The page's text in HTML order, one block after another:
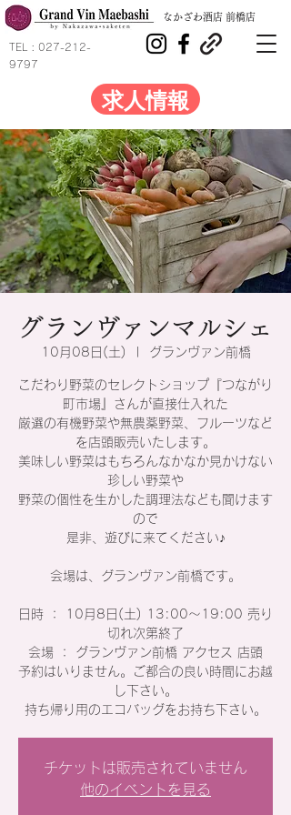
TEL : 027-212-
9797
​なかざわ酒店 前橋店
求人情報
グランヴァンマルシェ
10月08日(土) グランヴァン前橋
こだわり野菜のセレクトショップ『つながり
町市場』さんが直接仕入れた
厳選の有機野菜や無農薬野菜、フルーツなど
を店頭販売いたします。
美味しい野菜はもちろんなかなか見かけない
珍しい野菜や
野菜の個性を生かした調理法なども聞けます
ので
是非、遊びに来てください♪
会場は、グランヴァン前橋です。
日時 ： 10月8日(土) 13:00～19:00 売り
切れ次第終了
会場 ： グランヴァン前橋 アクセス 店頭
予約はいりません。ご都合の良い時間にお越
し下さい。
持ち帰り用のエコバッグをお持ち下さい。
チケットは販売されていません
他のイベントを見る